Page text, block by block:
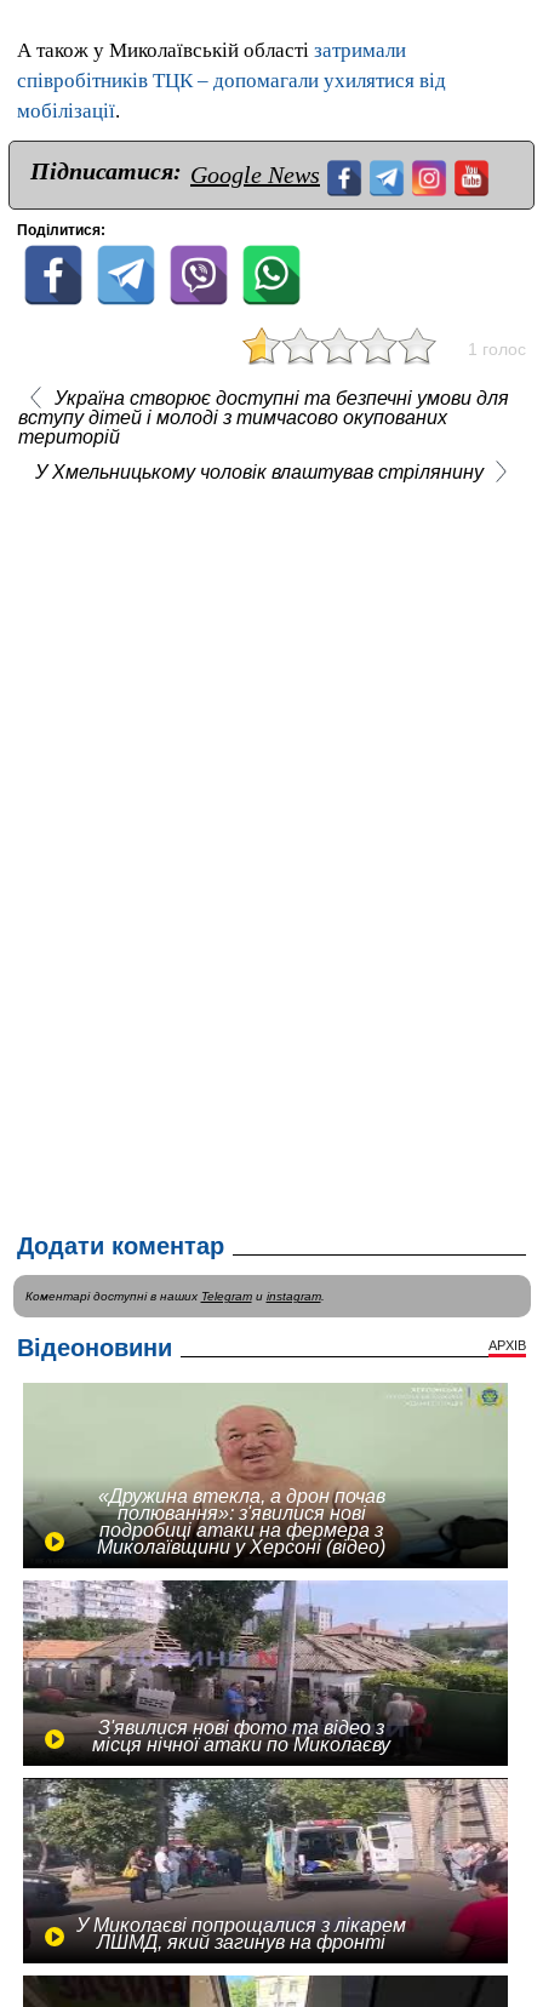
А також у Миколаївській області затримали
співробітників ТЦК – допомагали ухилятися від
мобілізації.
Підписатися: Google News
Поділитися:
1 голос
Україна створює доступні та безпечні умови для
вступу дітей і молоді з тимчасово окупованих
територій
У Хмельницькому чоловік влаштував стрілянину
Додати коментар
Коментарі доступні в наших Telegramи instagram.
Відеоновини АРХІВ
«Дружина втекла, а дрон почав
полювання»: з'явилися нові
подробиці атаки на фермера з
Миколаївщини у Херсоні (відео)
З'явилися нові фото та відео з
місця нічної атаки по Миколаєву
У Миколаєві попрощалися з лікарем
ЛШМД, який загинув на фронті